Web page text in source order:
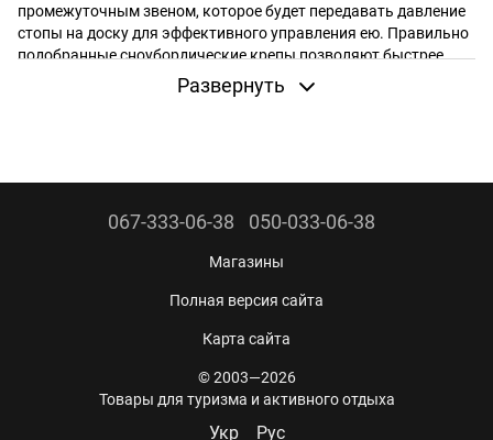
промежуточным звеном, которое будет передавать давление
стопы на доску для эффективного управления ею. Правильно
подобранные сноубордические крепы позволяют быстрее
освоить определенный стиль катания, сэкономить кучу
времени на застегивании и уберечь свои ноги от
ботинки будут жесткие, а крепы – мягкие, то управление при
Типы сноубордических креплений
материалов, производителя, жесткости. Так для изготовления
Жесткий пластик;
Развернуть
067-333-06-38 050-033-06-38
Магазины
Полная версия сайта
Карта сайта
© 2003—2026
Товары для туризма и активного отдыха
Укр Рус